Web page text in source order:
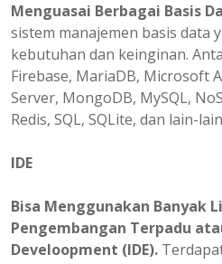
Menguasai Berbagai Basis
sistem manajemen basis data
kebutuhan dan keinginan.
Firebase, MariaDB, Microsoft
Server, MongoDB, MySQL,
Redis, SQL, SQLite, dan lain-
IDE
Bisa Menggunakan Banyak
Pengembangan Terpadu
Develoopment (IDE).